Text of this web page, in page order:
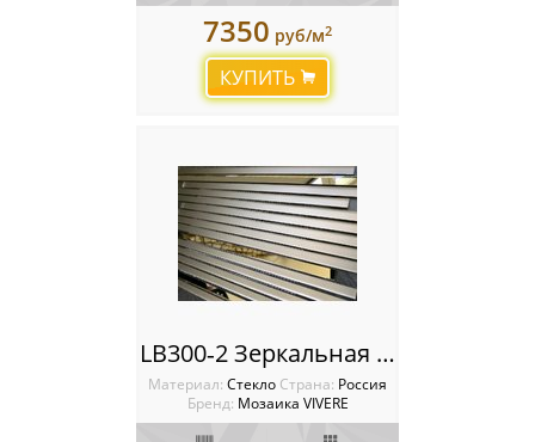
7350 руб/м2
КУПИТЬ
LB300‐2 Зеркальная мозаика VIVERE VANTAGGIO
Материал: Стекло Cтрана: Россия
Бренд: Мозаика VIVERE